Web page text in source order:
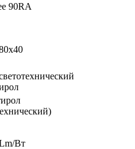
90RA
Вт